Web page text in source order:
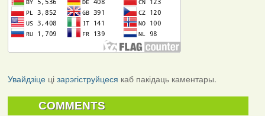
Увайдзіцеці зарэгіструйцеся каб пакідаць каментары.
COMMENTS